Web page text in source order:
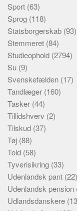
Sport (63)
Sprog (118)
Statsborgerskab (93)
Stemmeret (84)
Studieophold (2794)
Su (9)
Svenskefælden (17)
Tandlæger (160)
Tasker (44)
Tillidshverv (2)
Tilskud (37)
Tøj (88)
Told (58)
Tyverisikring (33)
Udenlandsk pant (22)
Udenlandsk pension
Udlandsdanskere